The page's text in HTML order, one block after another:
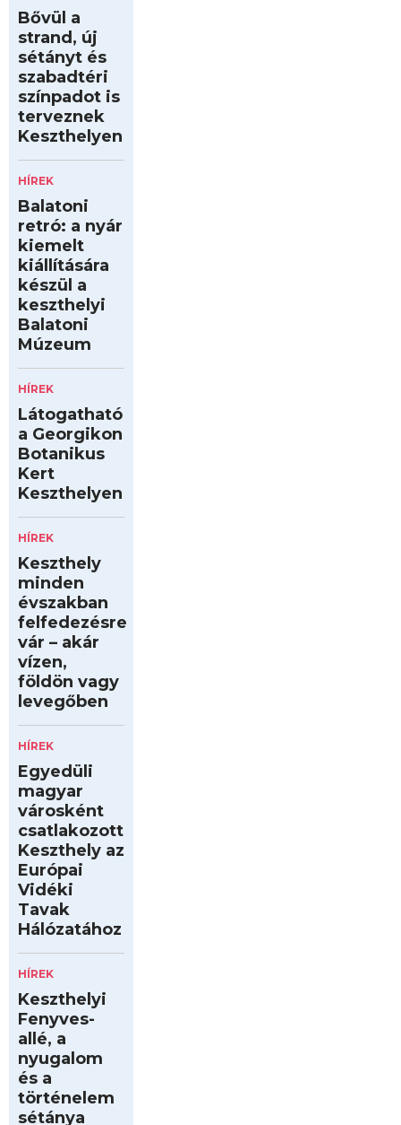
Bővül a
strand, új
sétányt és
szabadtéri
színpadot is
terveznek
Keszthelyen
HÍREK
Balatoni
retró: a nyár
kiemelt
kiállítására
készül a
keszthelyi
Balatoni
Múzeum
HÍREK
Látogatható
a Georgikon
Botanikus
Kert
Keszthelyen
HÍREK
Keszthely
minden
évszakban
felfedezésre
vár – akár
vízen,
földön vagy
levegőben
HÍREK
Egyedüli
magyar
városként
csatlakozott
Keszthely az
Európai
Vidéki
Tavak
Hálózatához
HÍREK
Keszthelyi
Fenyves-
allé, a
nyugalom
és a
történelem
sétánya